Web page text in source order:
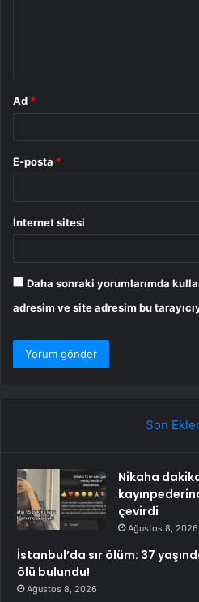
Ad *
E-posta *
İnternet sitesi
Daha sonraki yorumlarımda
adresim ve site adresim bu
Son
Nikaha
çevirdi
Ağustos 8, 2026
İstanbul’da sır ölüm: 37
ölü bulundu!
Ağustos 8, 2026